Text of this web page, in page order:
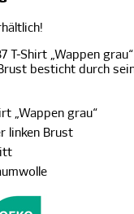
T-Shirt „Wappen
besticht durch
„Wappen grau“
linken Brust